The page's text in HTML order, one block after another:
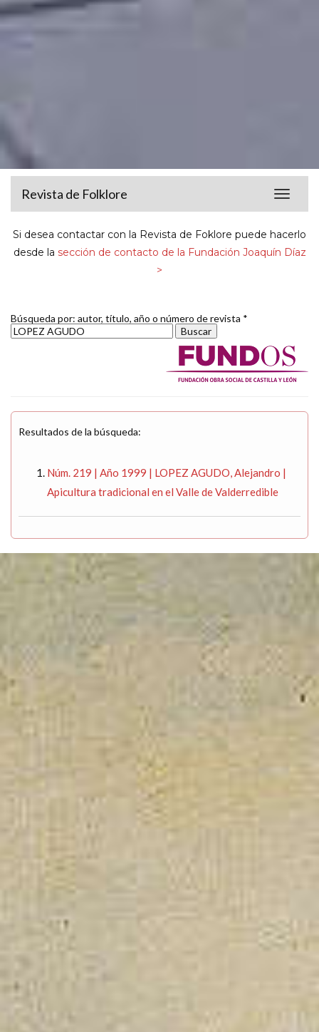
Toggle
Revista de Folklore
Si desea contactar con la Revista de Foklore puede hacerlo
desde la sección de contacto de la Fundación Joaquín Díaz
>
Búsqueda por: autor, título, año o número de revista *
Resultados de la búsqueda:
Núm. 219 | Año 1999 | LOPEZ AGUDO, Alejandro |
Apicultura tradicional en el Valle de Valderredible